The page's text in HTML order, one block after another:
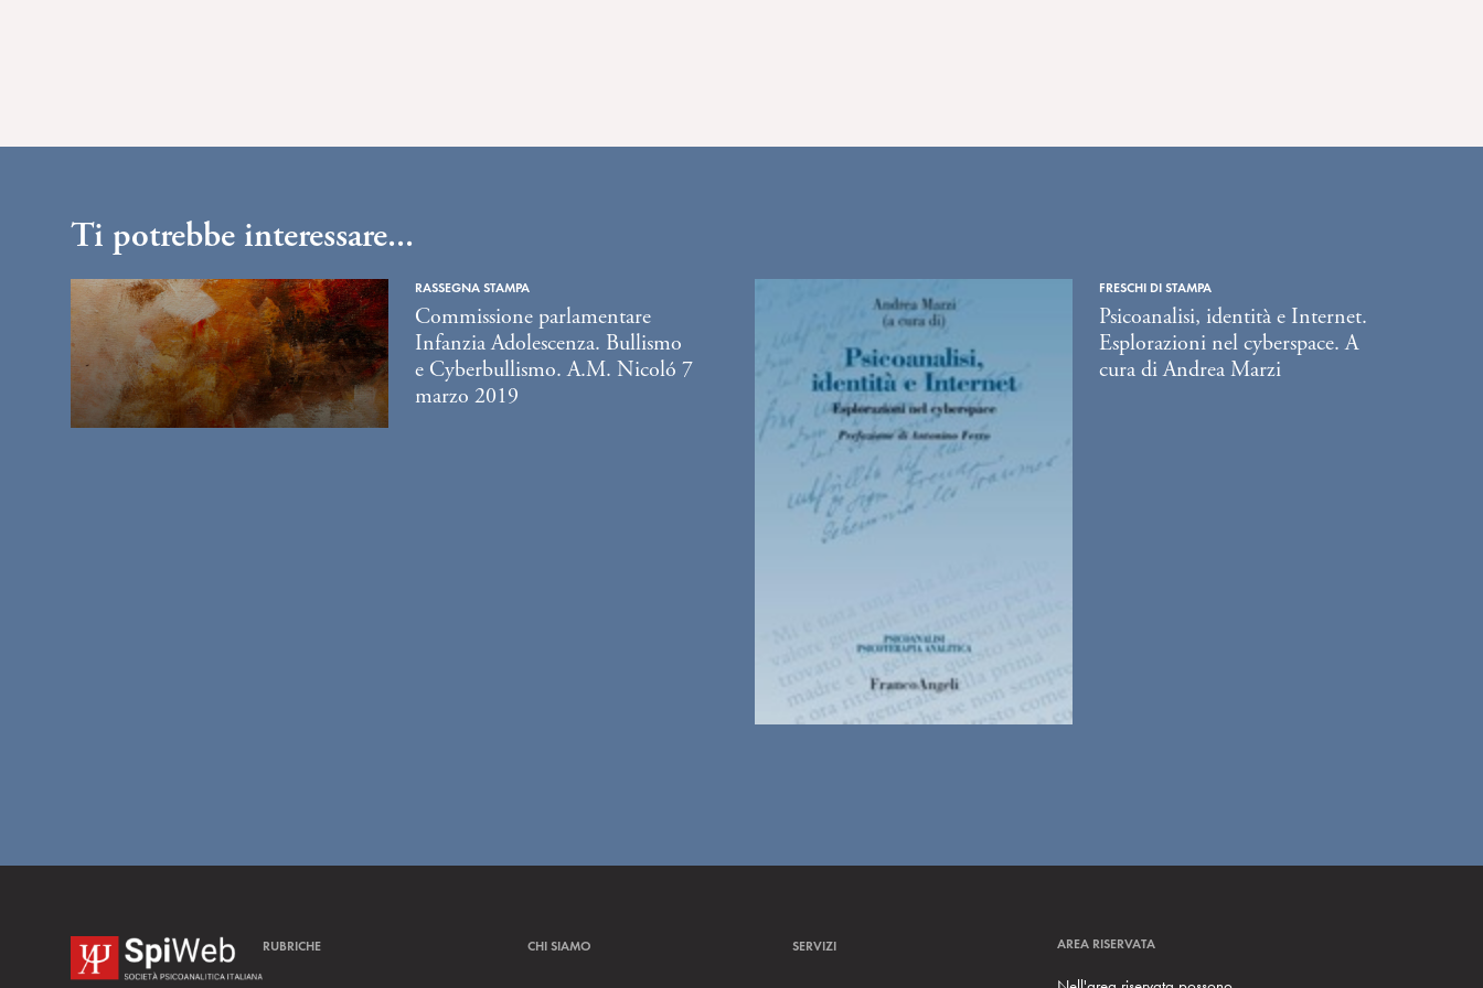
Ti potrebbe interessare...
RASSEGNA STAMPA
Commissione parlamentare
Infanzia Adolescenza. Bullismo
e Cyberbullismo. A.M. Nicoló 7
marzo 2019
FRESCHI DI STAMPA
Psicoanalisi, identità e Internet.
Esplorazioni nel cyberspace. A
cura di Andrea Marzi
RUBRICHE CHI SIAMO SERVIZI AREA RISERVATA